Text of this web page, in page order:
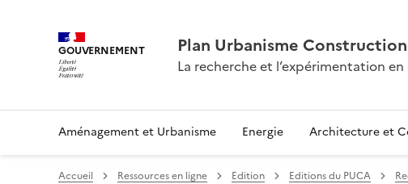
GOUVERNEMENT Plan Urbanisme
La recherche et l’expérimentation
Aménagement et Urbanisme Energie Architecture et
Accueil Ressources en ligne Edition Editions du PUCA